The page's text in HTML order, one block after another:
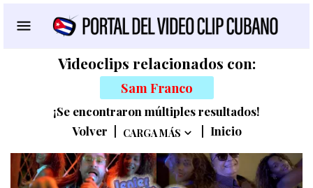
Videoclips relacionados con:
Sam Franco
¡Se encontraron múltiples resultados!
Volver
CARGA MÁS Inicio